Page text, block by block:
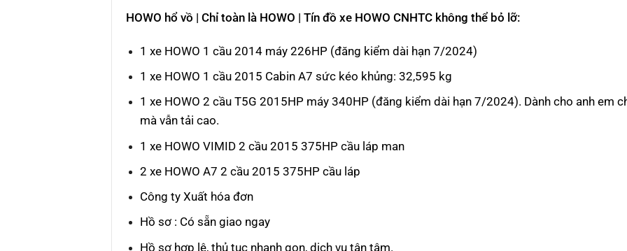
HOWO hổ vồ | Chỉ toàn là HOWO | Tín đồ xe HOWO CNHTC không thể bỏ lỡ:
1 xe HOWO 1 cầu 2014 máy 226HP (đăng kiểm dài hạn 7/2024)
1 xe HOWO 1 cầu 2015 Cabin A7 sức kéo khủng: 32,595 kg
1 xe HOWO 2 cầu T5G 2015HP máy 340HP (đăng kiểm dài hạn 7/2024). Dành cho anh em
mà vẫn tải cao.
1 xe HOWO VIMID 2 cầu 2015 375HP cầu láp man
2 xe HOWO A7 2 cầu 2015 375HP cầu láp
Công ty Xuất hóa đơn
Hồ sơ : Có sẵn giao ngay
Hồ sơ hợp lệ, thủ tục nhanh gọn, dịch vụ tận tâm.